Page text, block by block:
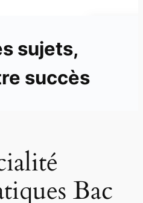
sujets,
succès
Bac